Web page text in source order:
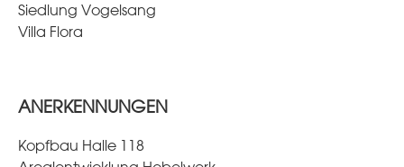
Siedlung Vogelsang
Villa Flora
ANERKENNUNGEN
Kopfbau Halle 118